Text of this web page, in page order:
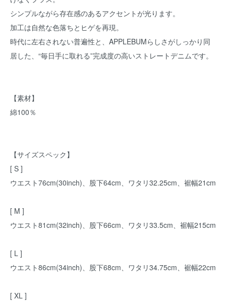
シンプルながら存在感のあるアクセントが光ります。
加工は自然な色落ちとヒゲを再現。
時代に左右されない普遍性と、APPLEBUMらしさがしっかり同
居した、“毎日手に取れる”完成度の高いストレートデニムです。
【素材】
綿100％
【サイズスペック】
[ S ]
ウエスト76cm(30inch)、股下64cm、ワタリ32.25cm、裾幅21cm
[ M ]
ウエスト81cm(32inch)、股下66cm、ワタリ33.5cm、裾幅215cm
[ L ]
ウエスト86cm(34inch)、股下68cm、ワタリ34.75cm、裾幅22cm
[ XL ]